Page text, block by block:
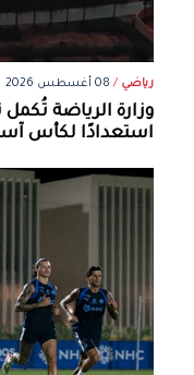
رياضي / 08 أغسطس 2026
وزارة الرياضة
استعدادًا لكأس آسيا